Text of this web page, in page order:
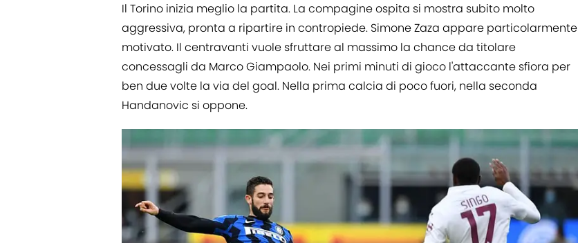
Il Torino inizia meglio la partita. La compagine ospita si mostra subito molto
aggressiva, pronta a ripartire in contropiede. Simone Zaza appare particolarmente
motivato. Il centravanti vuole sfruttare al massimo la chance da titolare
concessagli da Marco Giampaolo. Nei primi minuti di gioco l'attaccante sfiora per
ben due volte la via del goal. Nella prima calcia di poco fuori, nella seconda
Handanovic si oppone.